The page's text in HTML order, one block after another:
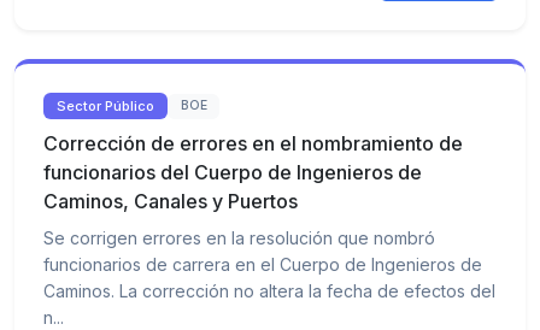
Sector Público BOE
Corrección de errores en el nombramiento de
funcionarios del Cuerpo de Ingenieros de
Caminos, Canales y Puertos
Se corrigen errores en la resolución que nombró
funcionarios de carrera en el Cuerpo de Ingenieros de
Caminos. La corrección no altera la fecha de efectos del
n...